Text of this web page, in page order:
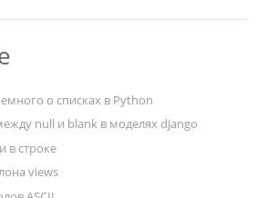
о списках в Python
null и blank в моделях django
в строке
views